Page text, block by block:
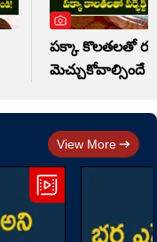
పక్కా కొలతలతో రవ్వ
మెచ్చుకోవాల్సిందే
View More